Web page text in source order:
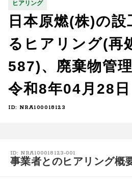
ヒアリング
日本原燃(株)の
るヒアリング(再
587)、廃棄物管
令和8年04月28日
ID: NRA100018123
ID: NRA100018123-001
事業者とのヒアリング概